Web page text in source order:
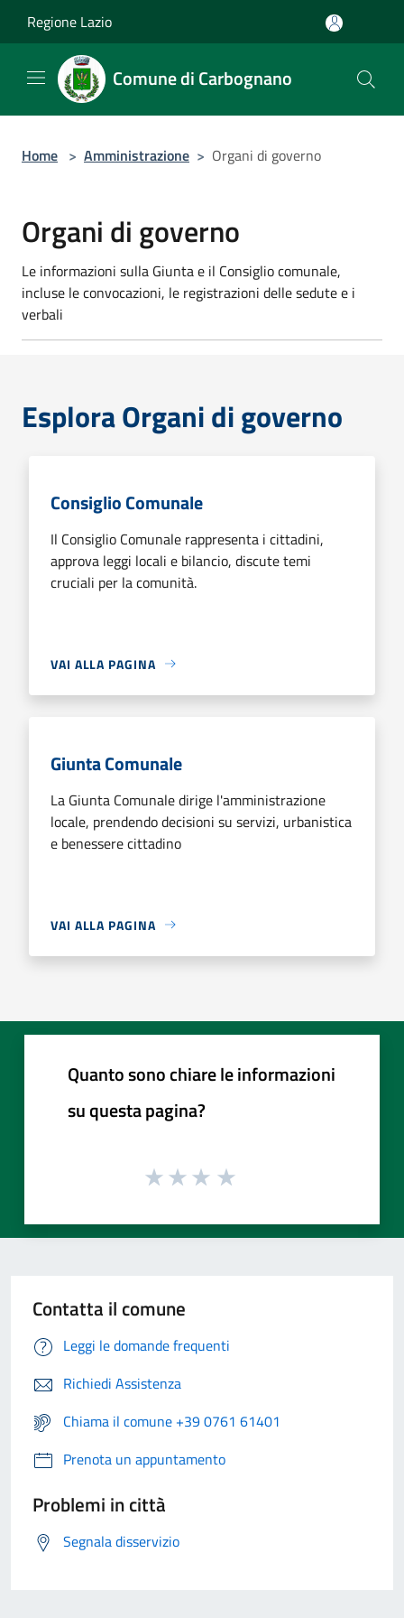
Regione Lazio
Comune di Carbognano
Home > Amministrazione > Organi di governo
Organi di governo
Le informazioni sulla Giunta e il Consiglio comunale,
incluse le convocazioni, le registrazioni delle sedute e i
verbali
Esplora Organi di governo
Consiglio Comunale
Il Consiglio Comunale rappresenta i cittadini,
approva leggi locali e bilancio, discute temi
cruciali per la comunità.
VAI ALLA PAGINA
Giunta Comunale
La Giunta Comunale dirige l'amministrazione
locale, prendendo decisioni su servizi, urbanistica
e benessere cittadino
VAI ALLA PAGINA
Quanto sono chiare le informazioni
su questa pagina?
Contatta il comune
Leggi le domande frequenti
Richiedi Assistenza
Chiama il comune +39 0761 61401
Prenota un appuntamento
Problemi in città
Segnala disservizio